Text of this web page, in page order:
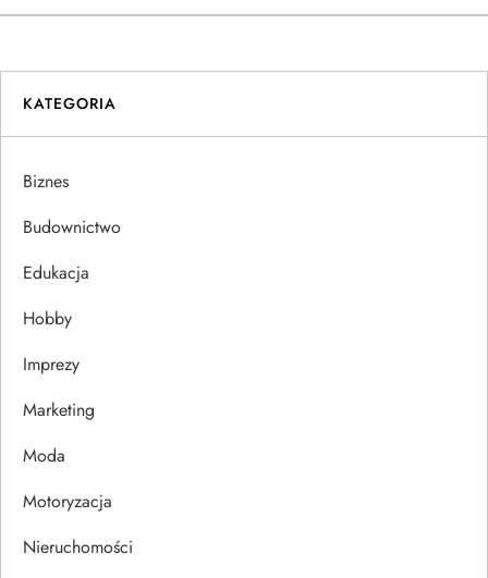
w
i
g
a
c
j
a
w
p
i
s
KATEGORIA
Biznes
Budownictwo
Edukacja
Hobby
Imprezy
Marketing
Moda
Motoryzacja
Nieruchomości